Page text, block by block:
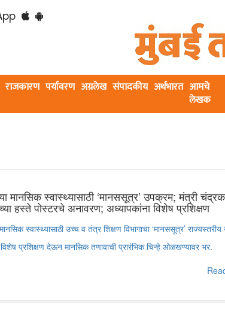
राजकारण पर्यावरण अग्रलेख संपादकीय अर्थभारत आमचे
लेखक
मानसिक स्वास्थ्यासाठी ‘मानससूत्र’ उपक्रम; मंत्री
हस्ते पोस्टरचे अनावरण; अध्यापकांना विशेष प्रशिक्षण
मानसिक स्वास्थ्यासाठी उच्च व तंत्र शिक्षण विभागाचा ‘मानससूत्र’
प्रशिक्षण देऊन मानसिक तणावाची प्रारंभिक चिन्हे ओळखण्यावर भर.